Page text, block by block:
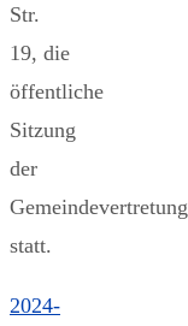
Str.
19, die
öffentliche
Sitzung
der
Gemeindevertretung
statt.
2024-